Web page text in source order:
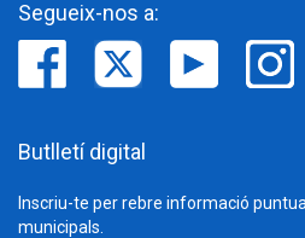
Segueix-nos a:
Butlletí digital
Inscriu-te per rebre informació
municipals.